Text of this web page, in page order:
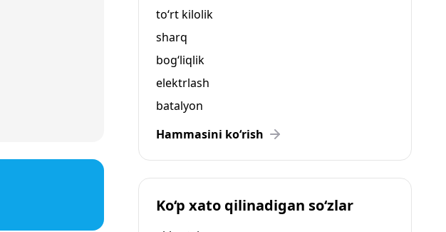
to‘rt kilolik
sharq
bog‘liqlik
elektrlash
batalyon
Hammasini ko‘rish
Ko‘p xato qilinadigan so‘zlar